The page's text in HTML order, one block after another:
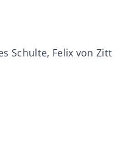
Schulte, Felix von Zitt